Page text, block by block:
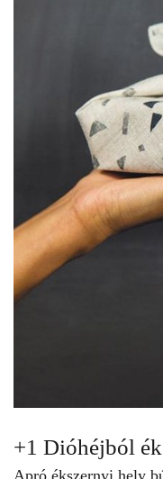
+1 Dióhéjból
Apró ékszernyi hely